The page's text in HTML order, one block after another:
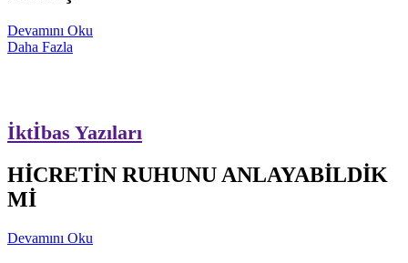
Devamını Oku
Daha Fazla
İktİbas Yazıları
HİCRETİN RUHUNU ANLAYABİLDİK
Mİ
Devamını Oku